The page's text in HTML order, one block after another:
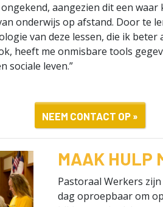
aangezien dit een
onderwijs op afstand. Door te
van deze lessen, die ik beter
heeft me onmisbare tools
sociale leven.”
NEEM CONTACT OP »
MAAK HULP
Pastoraal Werkers
dag oproepbaar om